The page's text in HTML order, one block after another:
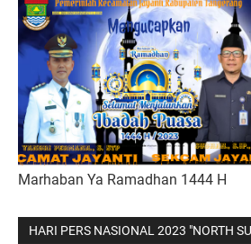
Marhaban Ya Ramadhan 1444 H
HARI PERS NASIONAL 2023 "NORTH